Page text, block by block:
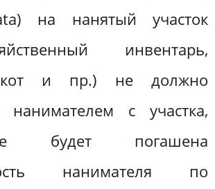
на нанятый участок
инвентарь,
и пр.) не должно
нанимателем с участка,
будет погашена
нанимателя по